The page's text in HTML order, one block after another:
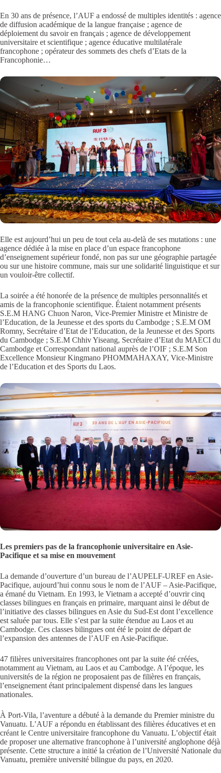
En 30 ans de présence, l’AUF a endossé de multiples identités : agence
de diffusion académique de la langue française ; agence de
déploiement du savoir en français ; agence de développement
universitaire et scientifique ; agence éducative multilatérale
francophone ; opérateur des sommets des chefs d’Etats de la
Francophonie…
Elle est aujourd’hui un peu de tout cela au-delà de ses mutations : une
agence dédiée à la mise en place d’un espace francophone
d’enseignement supérieur fondé, non pas sur une géographie partagée
ou sur une histoire commune, mais sur une solidarité linguistique et sur
un vouloir-être collectif.
La soirée a été honorée de la présence de multiples personnalités et
amis de la francophonie scientifique. Étaient notamment présents
S.E.M HANG Chuon Naron, Vice-Premier Ministre et Ministre de
l’Education, de la Jeunesse et des sports du Cambodge ; S.E.M OM
Romny, Secrétaire d’Etat de l’Education, de la Jeunesse et des Sports
du Cambodge ; S.E.M Chhiv Yiseang, Secrétaire d’Etat du MAECI du
Cambodge et Correspondant national auprès de l’OIF ; S.E.M Son
Excellence Monsieur Kingmano PHOMMAHAXAY, Vice-Ministre
de l’Education et des Sports du Laos.
Les premiers pas de la francophonie universitaire en Asie-
Pacifique et sa mise en mouvement
La demande d’ouverture d’un bureau de l’AUPELF-UREF en Asie-
Pacifique, aujourd’hui connu sous le nom de l’AUF – Asie-Pacifique,
a émané du Vietnam. En 1993, le Vietnam a accepté d’ouvrir cinq
classes bilingues en français en primaire, marquant ainsi le début de
l’initiative des classes bilingues en Asie du Sud-Est dont l’excellence
est saluée par tous. Elle s’est par la suite étendue au Laos et au
Cambodge. Ces classes bilingues ont été le point de départ de
l’expansion des antennes de l’AUF en Asie-Pacifique.
47 filières universitaires francophones ont par la suite été créées,
notamment au Vietnam, au Laos et au Cambodge. A l’époque, les
universités de la région ne proposaient pas de filières en français,
l’enseignement étant principalement dispensé dans les langues
nationales.
À Port-Vila, l’aventure a débuté à la demande du Premier ministre du
Vanuatu. L’AUF a répondu en établissant des filières éducatives et en
créant le Centre universitaire francophone du Vanuatu. L’objectif était
de proposer une alternative francophone à l’université anglophone déjà
présente. Cette structure a initié la création de l’Université Nationale du
Vanuatu, première université bilingue du pays, en 2020.